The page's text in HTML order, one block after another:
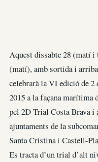
Aquest dissabte 28 (matí i
(matí), amb sortida i
celebrarà la VI edició de
2015 a la façana marítima
pel 2D Trial Costa Brava i
ajuntaments de la
Santa Cristina i Castell-
Es tracta d’un trial d’alt